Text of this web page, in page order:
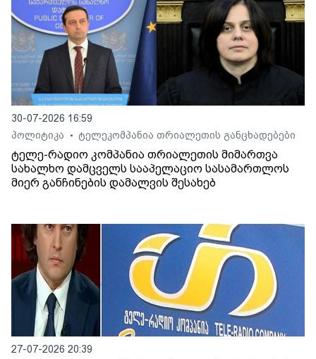
30-07-2026 16:59
პოლიტიკა
• ტელეკომპანია თრიალეთის განცხადებები
ტელე-რადიო კომპანია თრიალეთის მიმართვა
სახალხო დამცველს სააპელაციო სასამართლოს
მიერ განჩინების დამალვის შესახებ
27-07-2026 20:39